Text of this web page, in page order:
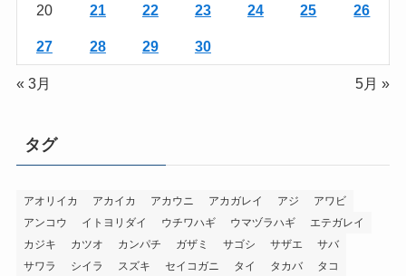
20 21 22 23 24 25 26
27 28 29 30
« 3月 5月 »
タグ
アオリイカ アカイカ アカウニ アカガレイ アジ
アワビ
アンコウ
イトヨリダイ ウチワハギ ウマヅラハギ
エテガレイ
カジキ
カツオ カンパチ ガザミ サゴシ サザエ
サバ
サワラ
シイラ スズキ セイコガニ タイ タカバ タコ